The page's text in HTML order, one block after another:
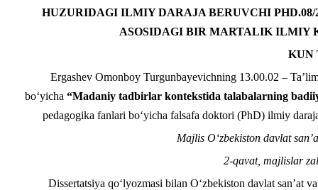
HUZURIDAGI ILMIY DARAJA BERUVCHI
ASOSIDAGI BIR MARTALIK ILMIY
KUN
Ergashev Omonboy Turgunbayevichning 13.00.02 –
bo‘yicha “Madaniy tadbirlar kontekstida talabalarning
pedagogika fanlari bo‘yicha falsafa doktori (PhD) ilmiy
Majlis O‘zbekiston davlat
2-qavat, majlislar
Dissertatsiya qo‘lyozmasi bilan O‘zbekiston davlat san’at